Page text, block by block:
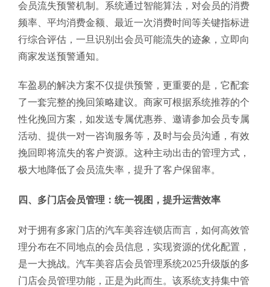
会员流失预警机制。系统通过智能算法，对会员的消费
频率、平均消费金额、最近一次消费时间等关键指标进
行综合评估，一旦识别出会员可能流失的迹象，立即向
商家发送预警通知。
车盈易的解决方案不仅提供预警，更重要的是，它配套
了一套完整的挽回策略建议。商家可根据系统推荐的个
性化挽回方案，如发送专属优惠券、邀请参加会员专属
活动、提供一对一咨询服务等，及时与会员沟通，有效
挽回即将流失的客户资源。这种主动出击的管理方式，
极大地降低了会员流失率，提升了客户保留率。
四、多门店会员管理：统一视图，提升运营效率
对于拥有多家门店的汽车美容连锁店而言，如何高效管
理分布在不同地点的会员信息，实现资源的优化配置，
是一大挑战。汽车美容店会员管理系统2025升级版的多
门店会员管理功能，正是为此而生。该系统支持集中管